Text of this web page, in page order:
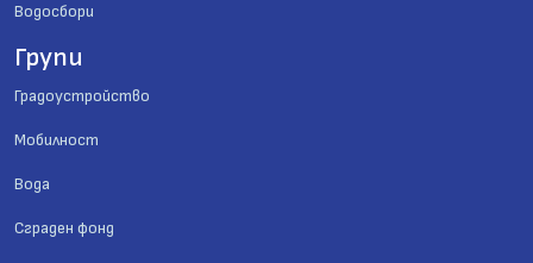
Водосбори
Групи
Градоустройство
Мобилност
Вода
Сграден фонд